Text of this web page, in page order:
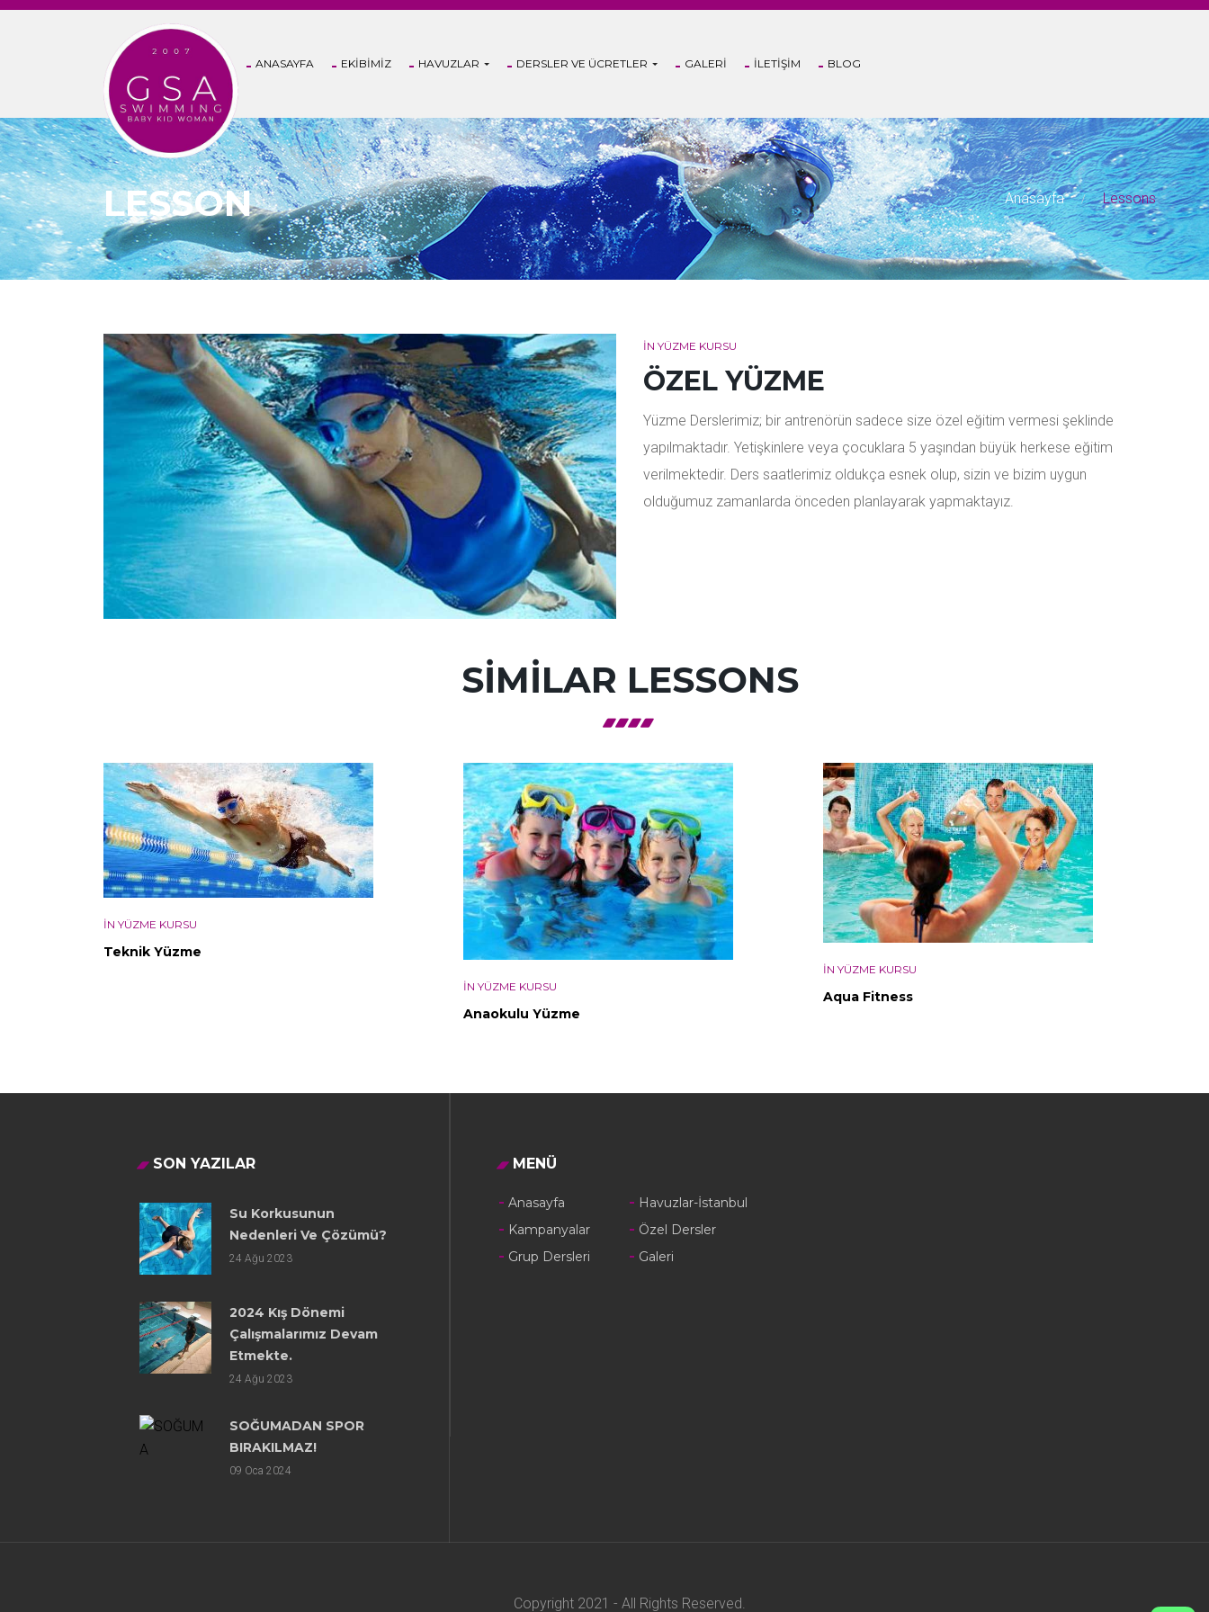
ANASAYFA EKİBİMİZ HAVUZLAR DERSLER VE ÜCRETLER GALERI İLETIŞIM BLOG
LESSON Anasayfa Lessons
IN YÜZME KURSU
ÖZEL YÜZME
Yüzme Derslerimiz; bir antrenörün sadece size özel eğitim vermesi şeklinde
yapılmaktadır. Yetişkinlere veya çocuklara 5 yaşından büyük herkese eğitim
verilmektedir. Ders saatlerimiz oldukça esnek olup, sizin ve bizim uygun
olduğumuz zamanlarda önceden planlayarak yapmaktayız.
SIMILAR LESSONS
IN YÜZME KURSU
Teknik Yüzme
IN YÜZME KURSU
Anaokulu Yüzme
IN YÜZME KURSU
Aqua Fitness
SON YAZILAR
Su Korkusunun
Nedenleri Ve Çözümü?
24 Ağu 2023
2024 Kış Dönemi
Çalışmalarımız Devam
Etmekte.
24 Ağu 2023
SOĞUMADAN SPOR
BIRAKILMAZ!
09 Oca 2024
MENÜ
Anasayfa
Havuzlar-İstanbul
Kampanyalar
Özel Dersler
Grup Dersleri
Galeri
Copyright 2021 - All Rights Reserved.